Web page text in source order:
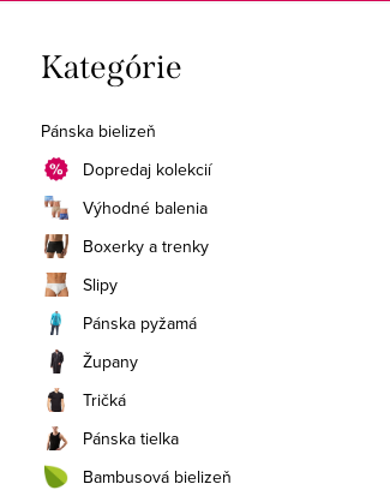
o
č
n
ý
p
a
n
e
l
Preskočiť
kategórie
Kategórie
Pánska bielizeň
Dopredaj kolekcií
Výhodné balenia
Boxerky a trenky
Slipy
Pánska pyžamá
Župany
Tričká
Pánska tielka
Bambusová bielizeň